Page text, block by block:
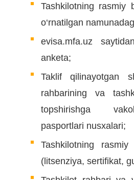
Tashkilotning rasmiy
o‘rnatilgan
evisa.mfa.uz
anketa;
Taklif qilinayotgan
rahbarining va
topshirishga
pasportlari nusxalari;
Tashkilotning
(litsenziya, sertifikat,